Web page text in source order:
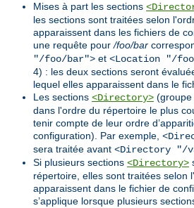
Mises à part les sections
les sections sont traitées selon
apparaissent dans les fichiers de
une requête pour/foo/bar
"/foo/bar"> et <Location "/
4) : les deux sections seront
lequel elles apparaissent dans le
Les sections <Directory> (groupe
dans l'ordre du répertoire le plus
tenir compte de leur ordre
configuration). Par exemple,
sera traitée avant <Directory "/
Si plusieurs sections <Directory>
répertoire, elles sont traitées selon
apparaissent dans le fichier de
s’applique lorsque plusieurs